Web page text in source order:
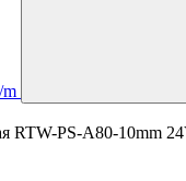
m
RTW-PS-A80-10mm